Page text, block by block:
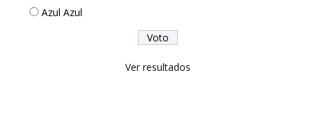
Azul Azul
Ver resultados